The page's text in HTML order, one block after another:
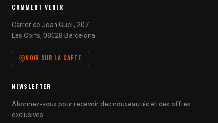
COMMENT VENIR
Carrer de Joan Güell, 207
Les Corts, 08028 Barcelona
VOIR SUR LA CARTE
NEWSLETTER
Abonnez-vous pour recevoir des nouveautés et des offres
exclusives.